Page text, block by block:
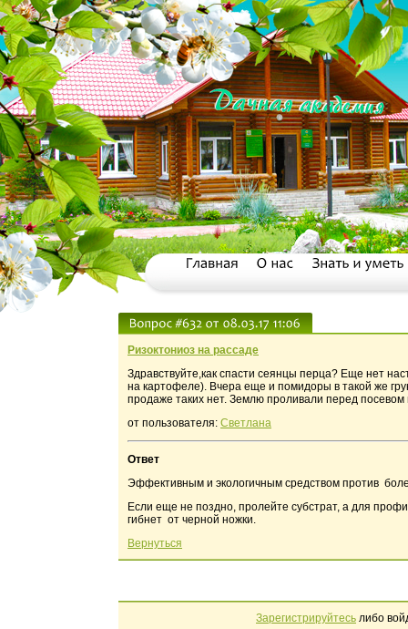
Ризоктониоз на рассаде
Здравствуйте,как спасти сеянцы перца? Еще нет
на картофеле). Вчера еще и помидоры в такой же
продаже таких нет. Землю проливали перед посевом
от пользователя: Светлана
Ответ
Эффективным и экологичным средством против
Если еще не поздно, пролейте субстрат, а для
гибнет от черной ножки.
Вернуться
Зарегистрируйтесь либо